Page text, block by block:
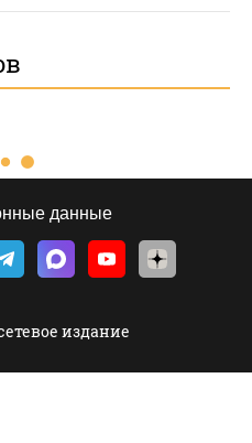
данные
издание